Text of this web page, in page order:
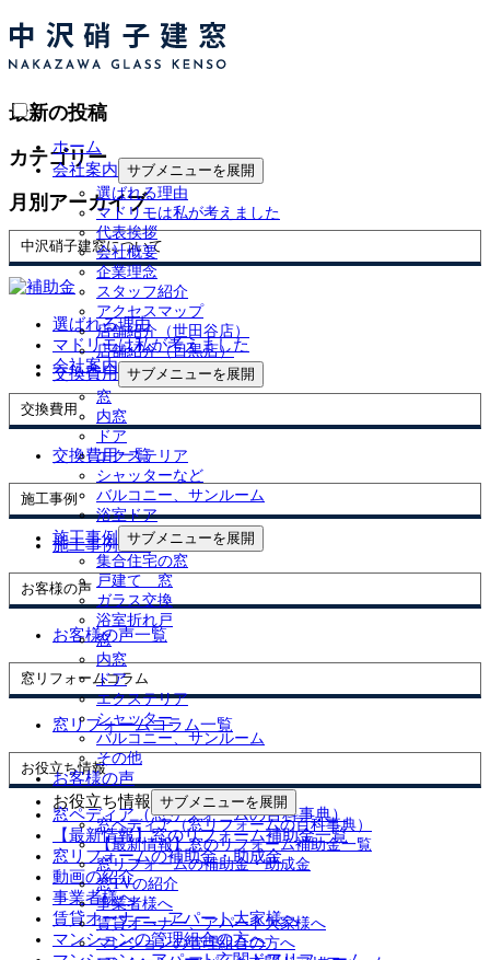
ホーム
会社案内 サブメニューを展開
選ばれる理由
マドリモは私が考えました
代表挨拶
会社概要
企業理念
スタッフ紹介
アクセスマップ
店舗紹介（世田谷店）
店舗紹介（目黒店）
交換費用 サブメニューを展開
窓
内窓
ドア
エクステリア
シャッターなど
バルコニー、サンルーム
浴室ドア
施工事例 サブメニューを展開
集合住宅の窓
戸建て 窓
ガラス交換
浴室折れ戸
窓
内窓
ドア
エクステリア
シャッター
バルコニー、サンルーム
その他
お客様の声
お役立ち情報 サブメニューを展開
窓ペディア（窓リフォームの百科事典）
【最新情報】窓のリフォーム補助金一覧
窓リフォームの補助金・助成金
窓TVの紹介
事業者様へ
賃貸オーナー、アパート大家様へ
マンションの管理組合の方へ
最新の投稿
カテゴリー
月別アーカイブ
中沢硝子建窓について
選ばれる理由
マドリモは私が考えました
会社案内
交換費用
交換費用一覧
施工事例
施工事例一覧
お客様の声
お客様の声一覧
窓リフォームコラム
窓リフォームコラム一覧
お役立ち情報
窓ペディア（窓リフォームの百科事典）
【最新情報】窓のリフォーム補助金一覧
窓リフォームの補助金・助成金
動画の紹介
事業者様へ
賃貸オーナー、アパート大家様へ
マンションの管理組合の方へ